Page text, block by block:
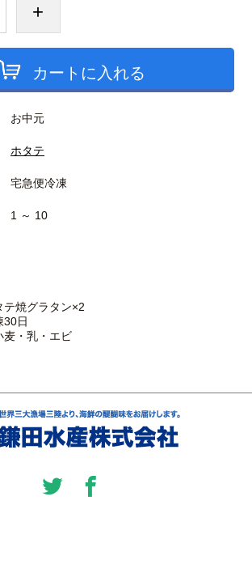
+
カートに入れる
お中元
ホタテ
宅急便冷凍
1 ～ 10
テ焼グラタン×2
30日
麦・乳・エビ